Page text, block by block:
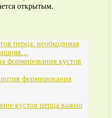
открытым.
перца: необходимая
формирования кустов
формирования
кустов перца важно